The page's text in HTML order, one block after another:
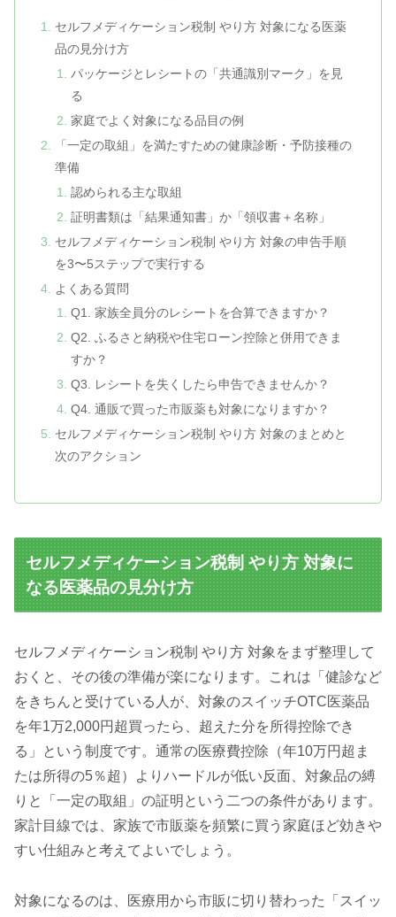
セルフメディケーション税制 やり方 対象になる医薬
品の見分け方
パッケージとレシートの「共通識別マーク」を見
る
家庭でよく対象になる品目の例
「一定の取組」を満たすための健康診断・予防接種の
準備
認められる主な取組
証明書類は「結果通知書」か「領収書＋名称」
セルフメディケーション税制 やり方 対象の申告手順
を3〜5ステップで実行する
よくある質問
Q1. 家族全員分のレシートを合算できますか？
Q2. ふるさと納税や住宅ローン控除と併用できま
すか？
Q3. レシートを失くしたら申告できませんか？
Q4. 通販で買った市販薬も対象になりますか？
セルフメディケーション税制 やり方 対象のまとめと
次のアクション
セルフメディケーション税制 やり方 対象に
なる医薬品の見分け方
セルフメディケーション税制 やり方 対象をまず整理して
おくと、その後の準備が楽になります。これは「健診など
をきちんと受けている人が、対象のスイッチOTC医薬品
を年1万2,000円超買ったら、超えた分を所得控除でき
る」という制度です。通常の医療費控除（年10万円超ま
たは所得の5％超）よりハードルが低い反面、対象品の縛
りと「一定の取組」の証明という二つの条件があります。
家計目線では、家族で市販薬を頻繁に買う家庭ほど効きや
すい仕組みと考えてよいでしょう。
対象になるのは、医療用から市販に切り替わった「スイッ